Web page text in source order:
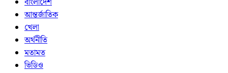
আন্তর্জাতিক
খেলা
অর্থনীতি
মতামত
ভিডিও